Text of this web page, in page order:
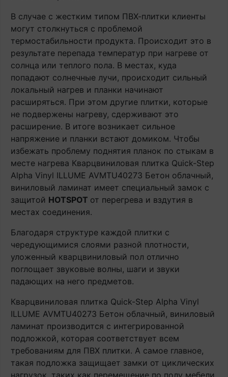
В случае с жестким типом ПВХ-плитки клиенты
могут столкнуться с проблемой
термостабильности продукта. Происходит это в
результате перепада температур при нагреве от
солнца или теплого пола. В местах, куда
попадают солнечные лучи, происходит сильный
локальный нагрев и планки начинают
расширяться. При этом другие плитки, которые
не подвержены нагреву, сдерживают это
расширение. В итоге возникает сильное
напряжение и планки встают домиком. Чтобы
избежать проблему поднятия планок по стыкам в
месте нагрева Кварцвиниловая плитка Quick-Step
Alpha Vinyl ILLUME AVMTU40273 Бетон облачный,
виниловый ламинат имеет специальный замок с
защитой HOTSPOT от перегрева и вздутия в
местах соединения.
Благодаря структуре каждой плитки с
чередующимися слоями разной плотности,
уложенный кварцвиниловый пол отлично
поглощает звуковые волны, шаги и звуки
падающих на него предметов.
Кварцвиниловая плитка Quick-Step Alpha Vinyl
ILLUME AVMTU40273 Бетон облачный, виниловый
ламинат производится с интегрированной
подложкой, которая соответствует всем
требованиям для ПВХ плитки. А самое главное,
такая подложка защищает замки от циклических
нагрузок, таких как перемещение по полу мебели